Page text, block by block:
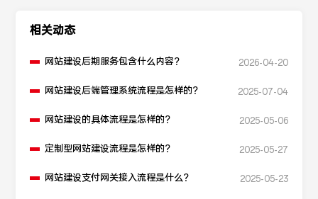
相关动态
网站建设后期服务包含什么内容？ 2026-04-20
网站建设后端管理系统流程是怎样的？ 2025-07-04
网站建设的具体流程是怎样的？ 2025-05-06
定制型网站建设流程是怎样的？ 2025-05-27
网站建设支付网关接入流程是什么？ 2025-05-23